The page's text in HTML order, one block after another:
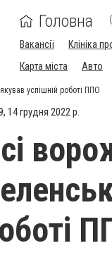
Головна
Вакансії Клініка
Карта міста
Авто
успішній роботі ППО
14 грудня 2022 р.